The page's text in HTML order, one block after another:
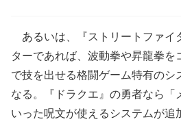
あるいは、『ストリートファイ
ターであれば、波動拳や昇龍拳を
で技を出せる格闘ゲーム特有のシ
なる。『ドラクエ』の勇者なら「
いった呪文が使えるシステムが追